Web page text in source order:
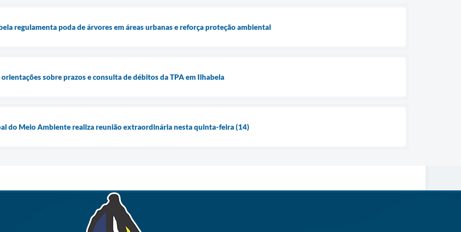
regulamenta poda de árvores em áreas urbanas e reforça proteção ambiental
sobre prazos e consulta de débitos da TPA em Ilhabela
do Meio Ambiente realiza reunião extraordinária nesta quinta-feira (14)